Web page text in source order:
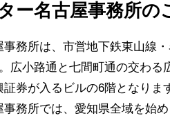
ー名古屋事務所の
務所は、市営地下鉄東山線
広小路通と七間町通の交わる
券が入るビルの6階となりま
務所では、愛知県全域を始